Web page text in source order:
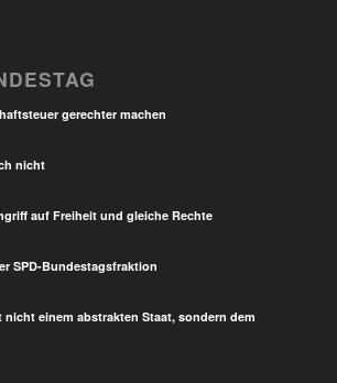
gerechter machen
nicht
auf Freiheit und gleiche Rechte
SPD-Bundestagsfraktion
nicht einem abstrakten Staat, sondern dem